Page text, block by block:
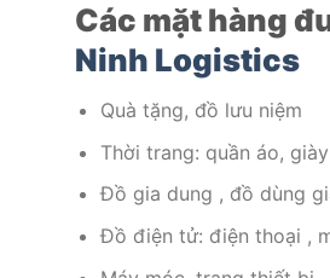
Các mặt hàng đ
Ninh Logistics
Quà tặng, đồ lưu niệm
Thời trang: quần áo,
Đồ gia dung , đồ dùng
Đồ điện tử: điện thoại ,